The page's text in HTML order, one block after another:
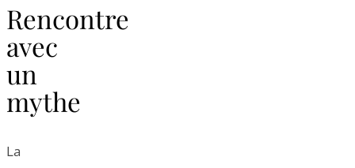
Rencontre
avec
un
mythe
La